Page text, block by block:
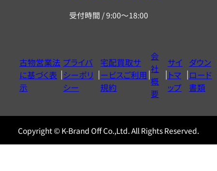
ー
ヤ
ル
0120604117
受付時間 / 9:00～18:00
古物営業法
に基づく表
示
プライバ
シーポリ
シー
宅配買取サ
ービスご利用
規約
会
社
概
要
サイ
トマ
ップ
ダウン
ロード
書類
Copyright © K-Brand Off Co.,Ltd. All Rights Reserved.